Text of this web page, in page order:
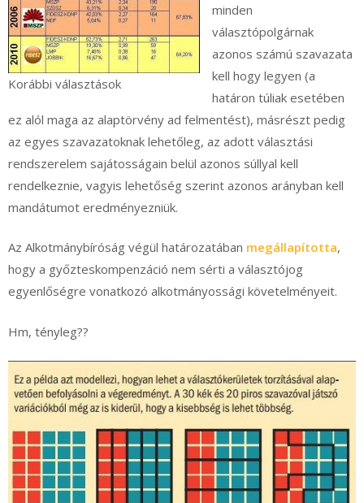
Korábbi választások
minden
választópolgárnak
azonos számú szavazata
kell hogy legyen (a
határon túliak esetében
ez alól maga az alaptörvény ad felmentést), másrészt pedig
az egyes szavazatoknak lehetőleg, az adott választási
rendszerelem sajátosságain belül azonos súllyal kell
rendelkeznie, vagyis lehetőség szerint azonos arányban kell
mandátumot eredményezniük.
Az Alkotmánybíróság végül határozatában megállapította,
hogy a győzteskompenzáció nem sérti a választójog
egyenlőségre vonatkozó alkotmányossági követelményeit.
Hm, tényleg??